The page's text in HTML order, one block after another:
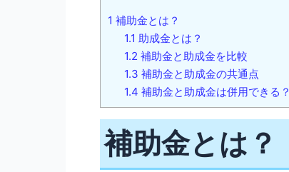
1 補助金とは？
1.1 助成金とは？
1.2 補助金と助成金を比較
1.3 補助金と助成金の共通点
1.4 補助金と助成金は併用できる？
補助金とは？